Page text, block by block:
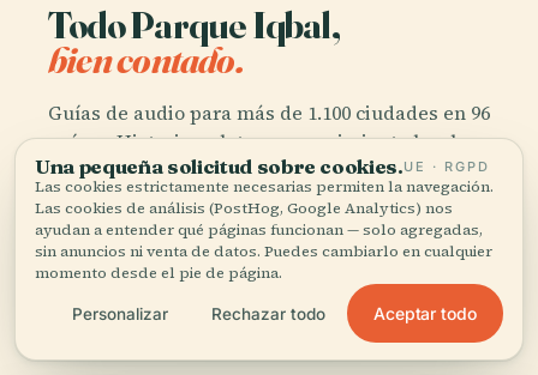
Todo Parque Iqbal,
bien contado.
Guías de audio para más de 1.100 ciudades en 96
países. Historia, relatos y conocimiento local —
disponibles sin conexión.
Descargar la app
Únete a más de 50.000 viajeros
Una pequeña solicitud sobre cookies.UE · RGPD
Las cookies estrictamente necesarias permiten la navegación.
Las cookies de análisis (PostHog, Google Analytics) nos
ayudan a entender qué páginas funcionan — solo agregadas,
sin anuncios ni venta de datos. Puedes cambiarlo en cualquier
momento desde el pie de página.
Personalizar Rechazar todo Aceptar todo